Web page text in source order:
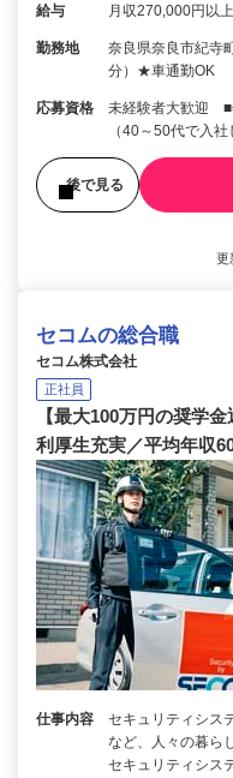
給与 月収270,000円以上
勤務地
奈良県奈良市紀寺
分）★車通勤OK
応募資格
未経験者大歓迎 ■
（40～50代で入
後で見る
更
セコムの総合職
セコム株式会社
正社員
【最大100万円の奨学
利厚生充実／平均年収
仕事内容
セキュリティシス
など、人々の暮ら
セキュリティシス